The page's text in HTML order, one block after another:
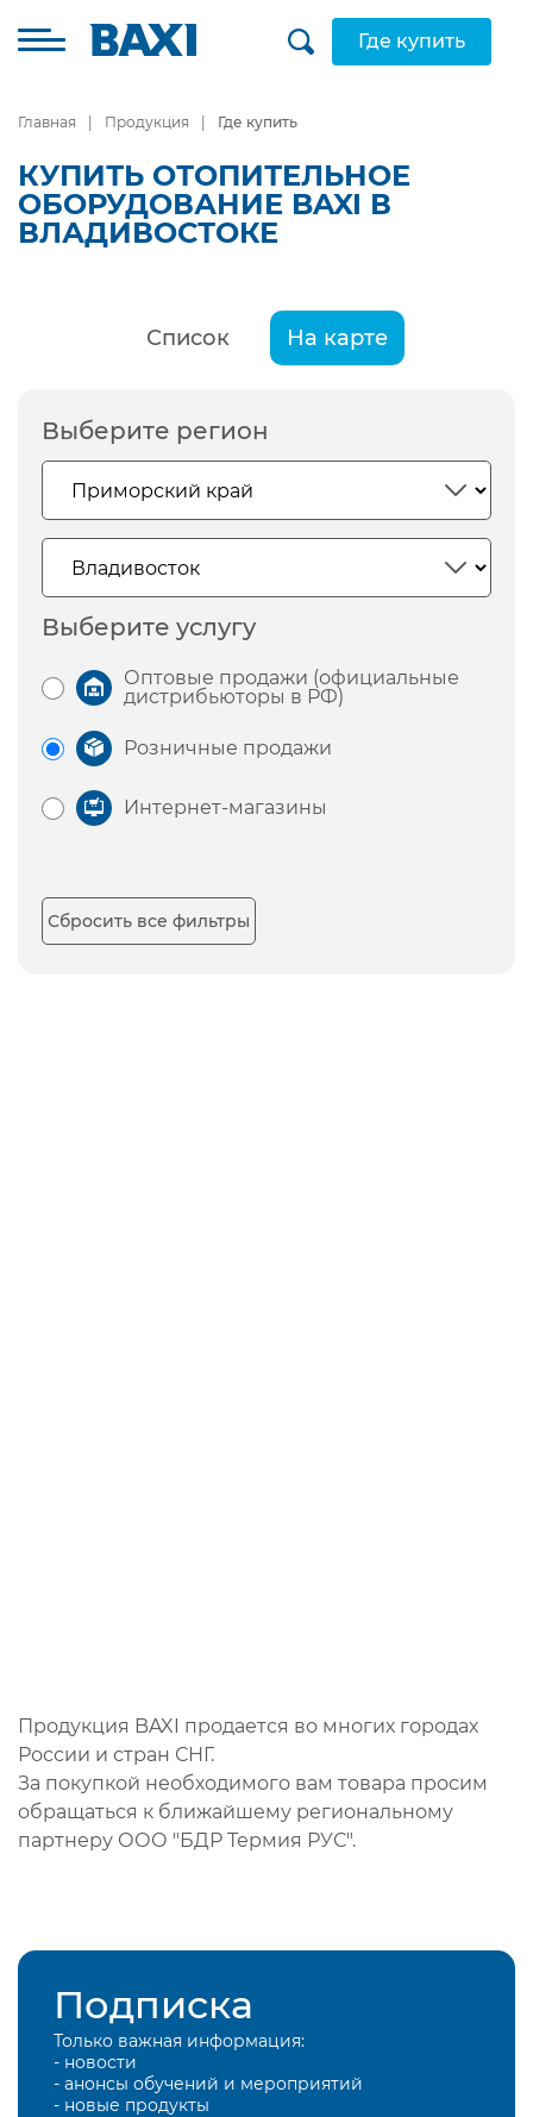
Где купить
Главная Продукция Где купить
КУПИТЬ ОТОПИТЕЛЬНОЕ
ОБОРУДОВАНИЕ BAXI В
ВЛАДИВОСТОКЕ
Список На карте
Выберите регион
Выберите услугу
Оптовые продажи (официальные
дистрибьюторы в РФ)
Розничные продажи
Интернет-магазины
Сбросить все фильтры
Продукция BAXI продается во многих городах
России и стран СНГ.
За покупкой необходимого вам товара просим
обращаться к ближайшему региональному
партнеру ООО "БДР Термия РУС".
Подписка
Только важная информация:
- новости
- анонсы обучений и мероприятий
- новые продукты